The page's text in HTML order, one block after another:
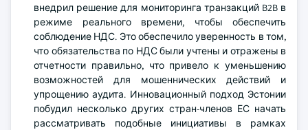
внедрил решение для мониторинга транзакций B2B в
режиме реального времени, чтобы обеспечить
соблюдение НДС. Это обеспечило уверенность в том,
что обязательства по НДС были учтены и отражены в
отчетности правильно, что привело к уменьшению
возможностей для мошеннических действий и
упрощению аудита. Инновационный подход Эстонии
побудил несколько других стран-членов ЕС начать
рассматривать подобные инициативы в рамках